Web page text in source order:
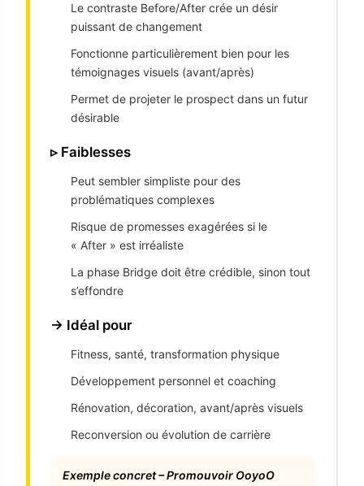
Le contraste Before/After crée un désir
puissant de changement
Fonctionne particulièrement bien pour les
témoignages visuels (avant/après)
Permet de projeter le prospect dans un futur
désirable
▹ Faiblesses
Peut sembler simpliste pour des
problématiques complexes
Risque de promesses exagérées si le
« After » est irréaliste
La phase Bridge doit être crédible, sinon tout
s’effondre
→ Idéal pour
Fitness, santé, transformation physique
Développement personnel et coaching
Rénovation, décoration, avant/après visuels
Reconversion ou évolution de carrière
Exemple concret – Promouvoir OoyoO